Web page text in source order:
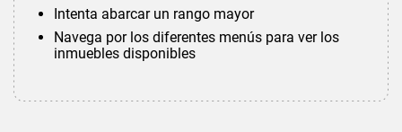
Intenta abarcar un rango mayor
Navega por los diferentes menús para ver los
inmuebles disponibles